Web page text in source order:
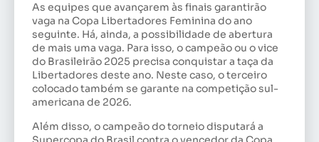
As equipes que avançarem às finais garantirão
vaga na Copa Libertadores Feminina do ano
seguinte. Há, ainda, a possibilidade de abertura
de mais uma vaga. Para isso, o campeão ou o vice
do Brasileirão 2025 precisa conquistar a taça da
Libertadores deste ano. Neste caso, o terceiro
colocado também se garante na competição sul-
americana de 2026.
Além disso, o campeão do torneio disputará a